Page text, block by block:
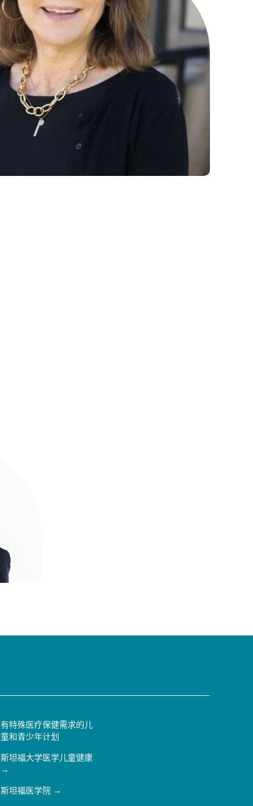
有特殊医疗保健需求的儿
童和青少年计划
斯坦福大学医学儿童健康
斯坦福医学院